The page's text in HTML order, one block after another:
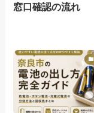
窓口確認の流れ